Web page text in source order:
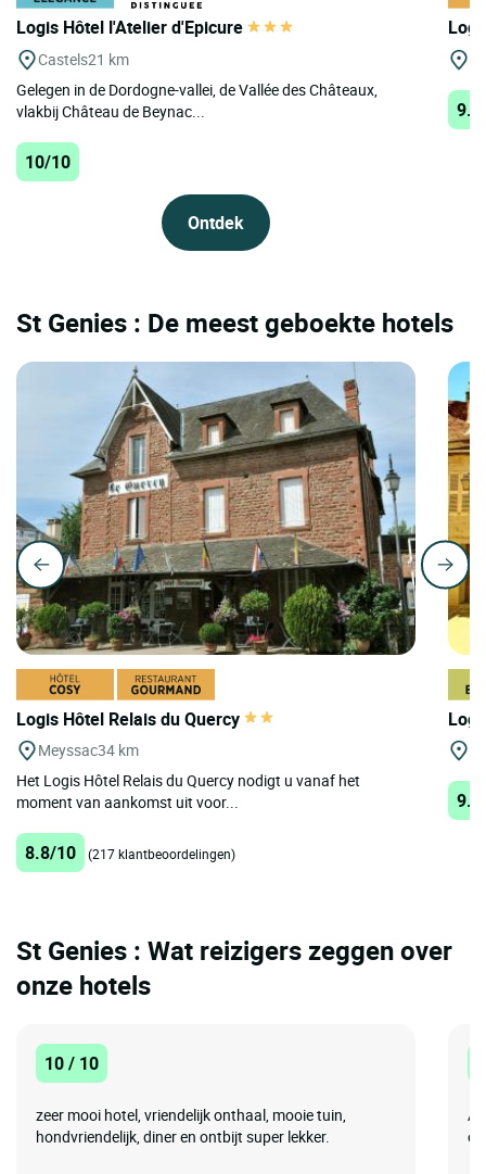
Logis Hôtel l'Atelier d'Epicure
Castels21 km
Gelegen in de Dordogne-vallei, de Vallée des Châteaux,
vlakbij Château de Beynac...
10/10
Ontdek
St Genies : De meest geboekte hotels
Logis Hôtel Relais du Quercy
Meyssac34 km
Het Logis Hôtel Relais du Quercy nodigt u vanaf het
moment van aankomst uit voor...
8.8/10 (217 klantbeoordelingen)
St Genies : Wat reizigers zeggen over
onze hotels
10 / 10
zeer mooi hotel, vriendelijk onthaal, mooie tuin,
hondvriendelijk, diner en ontbijt super lekker.